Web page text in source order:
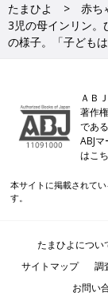
たまひよ 赤ち
3児の母インリン。
の様子。「子ども
ＡＢ
著作
であ
ABJ
はこ
本サイトに掲載されて
す。
たまひよについ
サイトマップ
調
お問い